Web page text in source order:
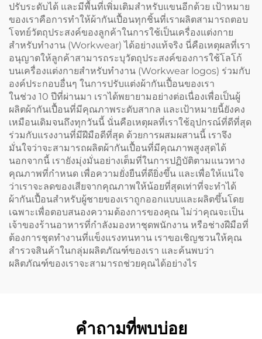
ปรับระดับได้ และมีพื้นที่เพิ่มเติมสำหรับแขนอีกด้วย เป้าหมาย
ของเราคือการทำให้ผ้ากันเปื้อนทุกชิ้นที่เราผลิตสามารถตอบ
โจทย์วัตถุประสงค์ของลูกค้าในการใช้เป็นเครื่องแต่งกาย
สำหรับทำงาน (Workwear) ได้อย่างแท้จริง นี่คือเหตุผลที่เรา
อนุญาตให้ลูกค้าสามารถระบุวัตถุประสงค์ของการใช้โลโก้
บนเครื่องแต่งกายสำหรับทำงาน (Workwear logos) ร่วมกับ
องค์ประกอบอื่นๆ ในการปรับแต่งผ้ากันเปื้อนของเรา
ในช่วง 10 ปีที่ผ่านมา เราได้พยายามอย่างต่อเนื่องเพื่อเป็นผู้
ผลิตผ้ากันเปื้อนที่มีคุณภาพระดับสากล และเป้าหมายนี้ยังคง
เหมือนเดิมจนถึงทุกวันนี้ นั่นคือเหตุผลที่เราใช้อุปกรณ์ที่ดีที่สุด
ร่วมกับแรงงานที่มีฝีมือดีที่สุด ด้วยการผสมผสานนี้ เราจึง
มั่นใจว่าจะสามารถผลิตผ้ากันเปื้อนที่มีคุณภาพสูงสุดได้
นอกจากนี้ เรายังมุ่งมั่นอย่างเต็มที่ในการปฏิบัติตามแนวทาง
คุณภาพที่กำหนด เพื่อความยั่งยืนที่ดียิ่งขึ้น และเพื่อให้แน่ใจ
ว่าเราจะลดของเสียจากคุณภาพให้น้อยที่สุดเท่าที่จะทำได้
ผ้ากันเปื้อนสำหรับผู้ชายของเราถูกออกแบบและผลิตขึ้นโดย
เฉพาะเพื่อตอบสนองความต้องการของคุณ ไม่ว่าคุณจะเป็น
เจ้าของร้านอาหารที่กำลังมองหาชุดพนักงาน หรือช่างฝีมือที่
ต้องการชุดทำงานที่แข็งแรงทนทาน เราขอเชิญชวนให้คุณ
สำรวจสินค้าในกลุ่มผลิตภัณฑ์ของเรา และค้นพบว่า
ผลิตภัณฑ์ของเราจะสามารถช่วยคุณได้อย่างไร
คำถามที่พบบ่อย